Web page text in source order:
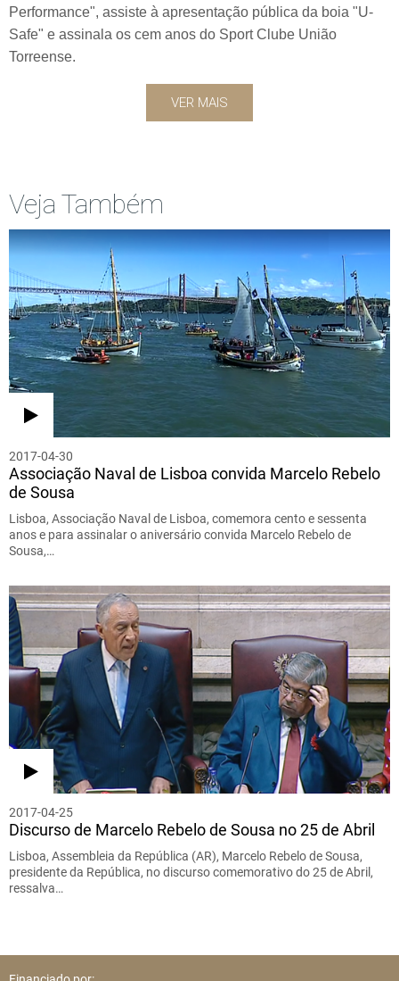
Performance", assiste à apresentação pública da boia "U-
Safe" e assinala os cem anos do Sport Clube União
Torreense.
VER MAIS
Veja Também
2017-04-30
Associação Naval de Lisboa convida Marcelo Rebelo
de Sousa
Lisboa, Associação Naval de Lisboa, comemora cento e sessenta
anos e para assinalar o aniversário convida Marcelo Rebelo de
Sousa,…
2017-04-25
Discurso de Marcelo Rebelo de Sousa no 25 de Abril
Lisboa, Assembleia da República (AR), Marcelo Rebelo de Sousa,
presidente da República, no discurso comemorativo do 25 de Abril,
ressalva…